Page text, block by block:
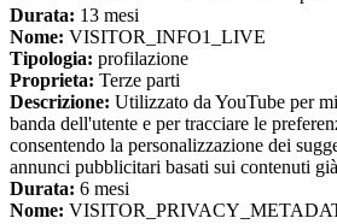
Durata: 13 mesi
Nome: VISITOR_INFO1_LIVE
Tipologia: profilazione
Proprieta: Terze parti
Descrizione: Utilizzato da YouTube per
banda dell'utente e per tracciare le
consentendo la personalizzazione dei
annunci pubblicitari basati sui contenuti
Durata: 6 mesi
Nome: